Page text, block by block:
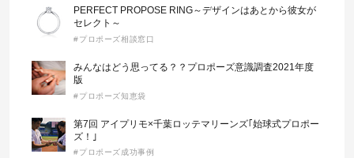
PERFECT PROPOSE RING～デザインはあとから彼女が
セレクト～
#プロポーズ相談窓口
みんなはどう思ってる？？プロポーズ意識調査2021年度
版
#プロポーズ知恵袋
第7回 アイプリモ×千葉ロッテマリーンズ｢始球式プロポー
ズ！｣
#プロポーズ成功事例